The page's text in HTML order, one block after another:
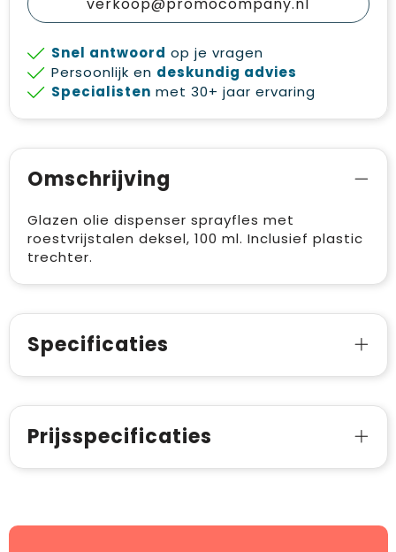
Snel antwoord op je vragen
Persoonlijk en deskundig advies
Specialisten met 30+ jaar ervaring
Omschrijving
Glazen olie dispenser sprayfles met
roestvrijstalen deksel, 100 ml. Inclusief plastic
trechter.
Specificaties
Prijsspecificaties